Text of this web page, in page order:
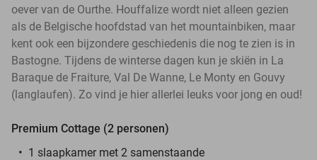
oever van de Ourthe. Houffalize wordt niet alleen gezien
als de Belgische hoofdstad van het mountainbiken, maar
kent ook een bijzondere geschiedenis die nog te zien is in
Bastogne. Tijdens de winterse dagen kun je skiën in La
Baraque de Fraiture, Val De Wanne, Le Monty en Gouvy
(langlaufen). Zo vind je hier allerlei leuks voor jong en oud!
Premium Cottage (2 personen)
1 slaapkamer met 2 samenstaande